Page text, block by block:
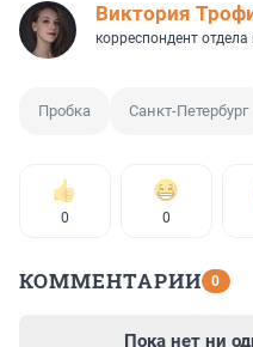
Виктория
корреспондент отдела
Пробка Санкт-Петербург
0 0
КОММЕНТАРИИ 0
Пока нет ни